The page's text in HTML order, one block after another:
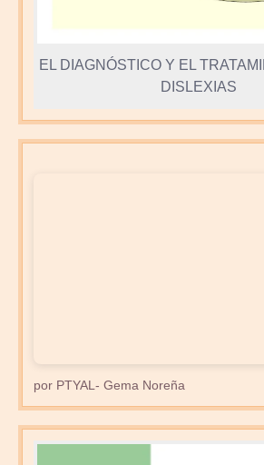
EL DIAGNÓSTICO Y EL
DISLEXIAS
por PTYAL- Gema Noreña